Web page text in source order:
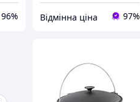
96% Відмінна ціна 97%